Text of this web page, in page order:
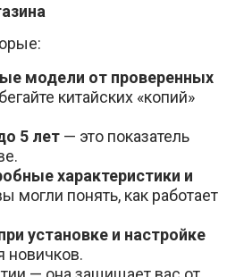
модели от проверенных
китайских «копий»
5 лет — это показатель
характеристики и
могли понять, как работает
установке и настройке
новичков.